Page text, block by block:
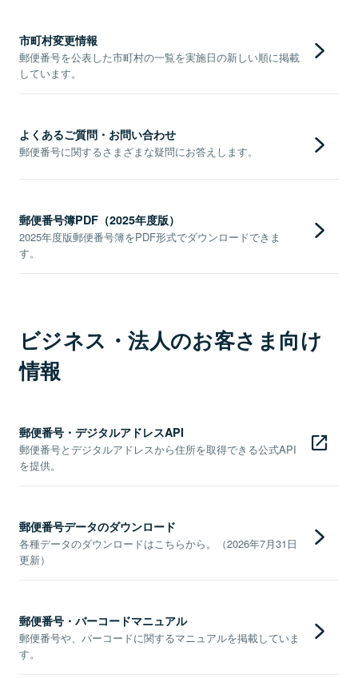
市町村変更情報
郵便番号を公表した市町村の一覧を実施日の新しい順に掲載
しています。
よくあるご質問・お問い合わせ
郵便番号に関するさまざまな疑問にお答えします。
郵便番号簿PDF（2025年度版）
2025年度版郵便番号簿をPDF形式でダウンロードできま
す。
ビジネス・法人のお客さま向け
情報
郵便番号・デジタルアドレスAPI
郵便番号とデジタルアドレスから住所を取得できる公式API
を提供。
郵便番号データのダウンロード
各種データのダウンロードはこちらから。（2026年7月31日
更新）
郵便番号・バーコードマニュアル
郵便番号や、バーコードに関するマニュアルを掲載していま
す。